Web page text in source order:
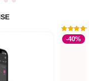
-40%